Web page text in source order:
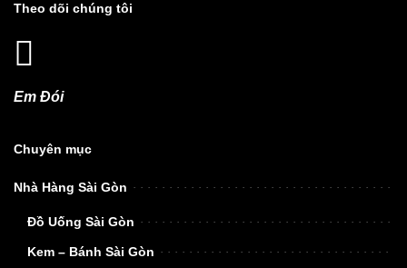
Theo dõi chúng tôi
Em Đói
Chuyên mục
Nhà Hàng Sài Gòn
Đồ Uống Sài Gòn
Kem – Bánh Sài Gòn